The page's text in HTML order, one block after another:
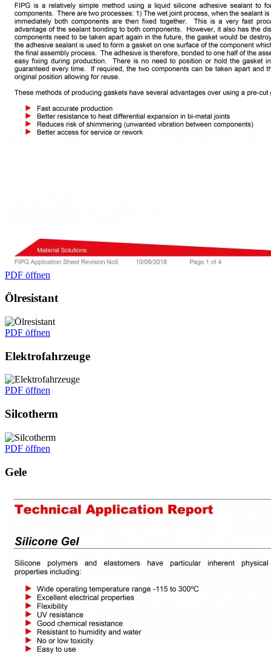
PDF öffnen
Ölresistant
PDF öffnen
Elektrofahrzeuge
PDF öffnen
Silcotherm
PDF öffnen
Gele